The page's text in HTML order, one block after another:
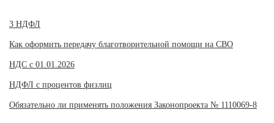
3 НДФЛ
Как оформить передачу благотворительной помощи на СВО
НДС с 01.01.2026
НДФЛ с процентов физлиц
Обязательно ли применять положения Законопроекта № 1110069-8